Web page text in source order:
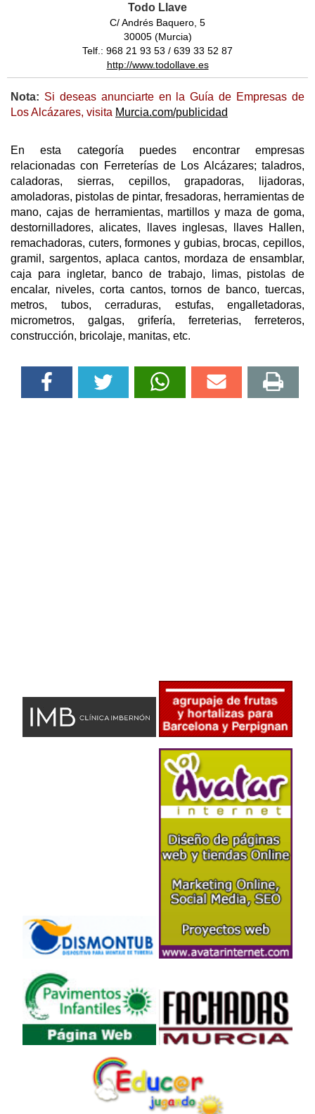
Todo Llave
C/ Andrés Baquero, 5
30005 (Murcia)
Telf.: 968 21 93 53 / 639 33 52 87
http://www.todollave.es
Nota: Si deseas anunciarte en la Guía de Empresas de
Los Alcázares, visita Murcia.com/publicidad
En esta categoría puedes encontrar empresas
relacionadas con Ferreterías de Los Alcázares; taladros,
caladoras, sierras, cepillos, grapadoras, lijadoras,
amoladoras, pistolas de pintar, fresadoras, herramientas de
mano, cajas de herramientas, martillos y maza de goma,
destornilladores, alicates, llaves inglesas, llaves Hallen,
remachadoras, cuters, formones y gubias, brocas, cepillos,
gramil, sargentos, aplaca cantos, mordaza de ensamblar,
caja para ingletar, banco de trabajo, limas, pistolas de
encalar, niveles, corta cantos, tornos de banco, tuercas,
metros, tubos, cerraduras, estufas, engalletadoras,
micrometros, galgas, grifería, ferreterias, ferreteros,
construcción, bricolaje, manitas, etc.